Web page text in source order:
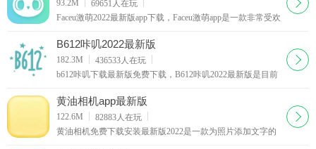
93.2M 69651 人在玩
Faceu激萌2022最新版app下载，Faceu激萌app是一款非常受欢
各种贴纸鬼脸，轻松变脸。
B612咔叽2022最新版
182.3M 436533人在玩
b612咔叽下载最新版免费下载，B612咔叽2022最新版是目前
提供了超强大的美颜特效，还有海量的滤镜
下载
黄油相机app最新版
122.6M 82883人在玩
黄油相机免费下载安装最新版2022是一款为照片添加文字的
下载